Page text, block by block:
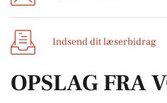
Indsend dit læserbidrag
OPSLAG FRA